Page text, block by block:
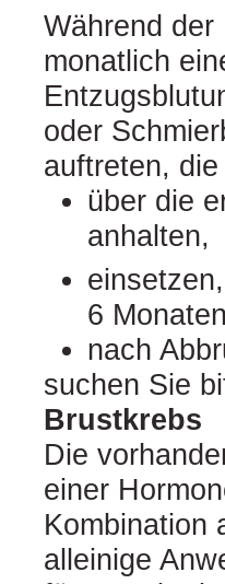
Während der
monatlich
oder
auftreten, die
über die
anhalten,
6
nach
suchen Sie
Brustkrebs
Die
einer
Kombination
alleinige